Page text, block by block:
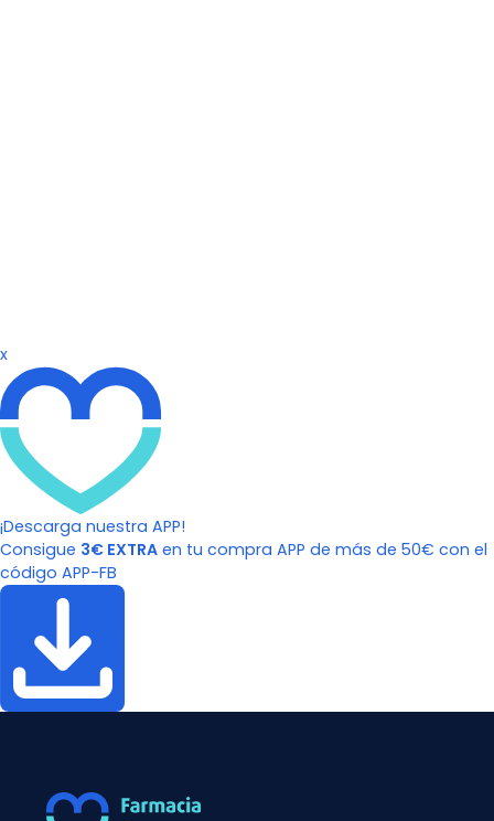
x
¡Descarga nuestra APP!
Consigue 3€ EXTRA en tu compra APP de más de 50€ con el
código APP-FB